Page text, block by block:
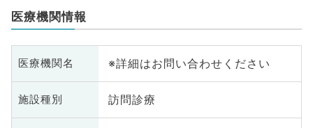
医療機関情報
医療機関名 ※詳細はお問い合わせください
施設種別 訪問診療